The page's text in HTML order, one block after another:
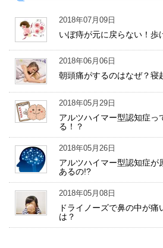
2018年07月09日
いぼ痔が元に戻らない！歩
2018年06月06日
朝頭痛がするのはなぜ？寝
2018年05月29日
アルツハイマー型認知症っ
る！？
2018年05月26日
アルツハイマー型認知症が
あるの!?
2018年05月08日
ドライノーズで鼻の中が
は？